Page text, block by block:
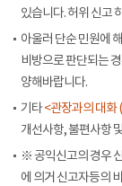
있습니다. 허위 신고
아울러 단순 민원에
비방으로 판단되는
양해바랍니다.
기타<관장과의 대
개선사항, 불편사항
※ 공익신고의 경우
에 의거 신고자등의